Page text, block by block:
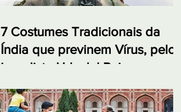
7 Costumes Tradicionais da
Índia que previnem Vírus, pelo
jornalista Udaylal Pai